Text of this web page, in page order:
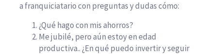
a franquiciatario con preguntas y dudas cómo:
¿Qué hago con mis ahorros?
Me jubilé, pero aún estoy en edad
productiva.. ¿En qué puedo invertir y seguir